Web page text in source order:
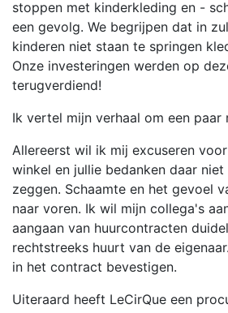
stoppen met kinderkleding en -
een gevolg. We begrijpen dat in
kinderen niet staan te springen
Onze investeringen werden op
terugverdiend!
Ik vertel mijn verhaal om een paar
Allereerst wil ik mij excuseren
winkel en jullie bedanken daar
zeggen. Schaamte en het gevoel
naar voren. Ik wil mijn collega's
aangaan van huurcontracten
rechtstreeks huurt van de
in het contract bevestigen.
Uiteraard heeft LeCirQue een